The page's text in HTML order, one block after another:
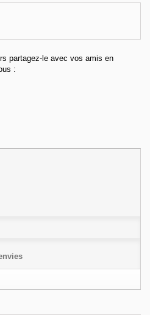
partagez-le avec vos amis en
: